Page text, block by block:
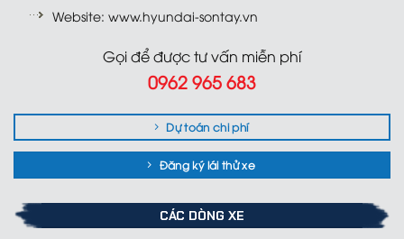
Website: www.hyundai-sontay.vn
Gọi để được tư vấn miễn phí
0962 965 683
Dự toán chi phí
Đăng ký lái thử xe
CÁC DÒNG XE